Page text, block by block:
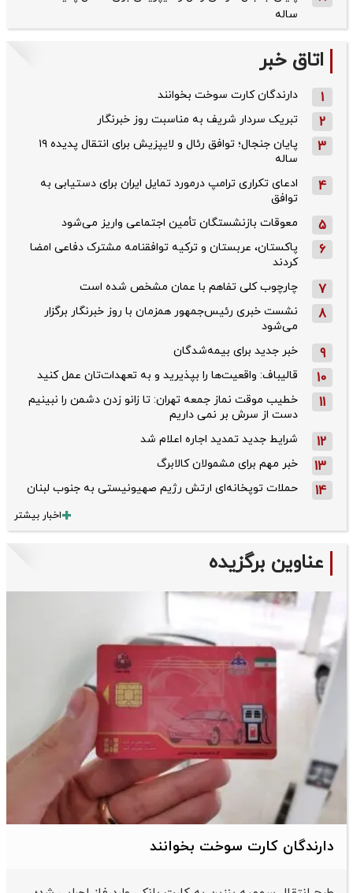
ساله
اتاق خبر
1 دارندگان کارت سوخت بخوانند
2 تبریک سردار شریف به مناسبت روز خبرنگار
3
پایان جنجال؛ توافق رئال و لایپزیش برای انتقال پدیده ۱۹
ساله
4
ادعای تکراری ترامپ درمورد تمایل ایران برای دستیابی به
توافق
5 معوقات بازنشستگان تأمین اجتماعی واریز می‌شود
6
پاکستان، عربستان و ترکیه توافقنامه مشترک دفاعی امضا
کردند
7 چارچوب کلی تفاهم با عمان مشخص شده است
8
نشست خبری رئیس‌جمهور همزمان با روز خبرنگار برگزار
می‌شود
9 خبر جدید برای بیمه‌شدگان
10 قالیباف: واقعیت‌ها را بپذیرید و به تعهدات‌تان عمل کنید
11
خطیب موقت نماز جمعه تهران: تا زانو زدن دشمن را نبینیم
دست از سرش بر نمی داریم
12 شرایط جدید تمدید اجاره اعلام شد
13 خبر مهم برای مشمولان کالابرگ
14 حملات توپخانه‌ای ارتش رژیم صهیونیستی به جنوب لبنان
اخبار بیشتر
عناوین برگزیده
دارندگان کارت سوخت بخوانند